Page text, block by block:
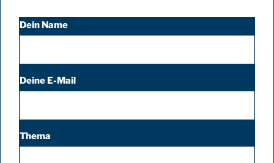
Dein Name
Deine E-Mail
Thema